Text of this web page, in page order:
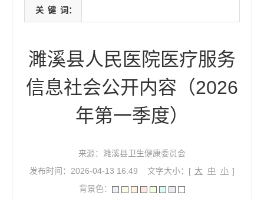
关 键 词：
濉溪县人民医院医疗服务
信息社会公开内容（2026
年第一季度）
来源：濉溪县卫生健康委员会
发布时间：2026-04-13 16:49
文字大小：[ 大 中 小 ]
背景色：